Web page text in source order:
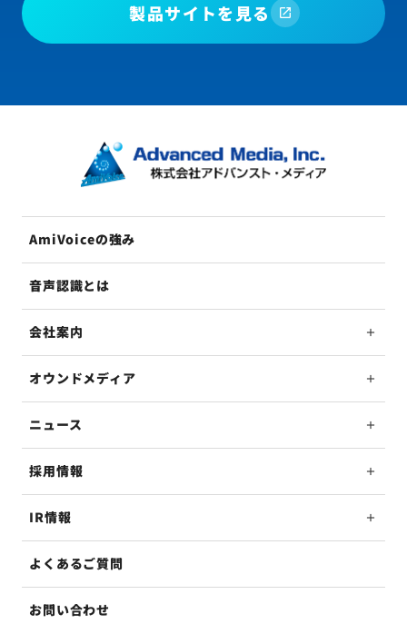
製品サイトを見る
AmiVoiceの強み
音声認識とは
会社案内
オウンドメディア
ニュース
採用情報
IR情報
よくあるご質問
お問い合わせ